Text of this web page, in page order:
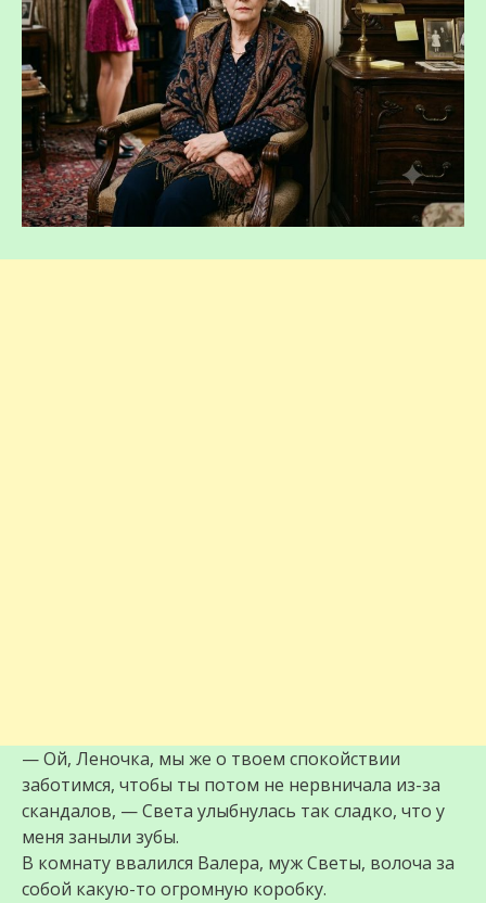
— Ой, Леночка, мы же о твоем спокойствии
заботимся, чтобы ты потом не нервничала из-за
скандалов, — Света улыбнулась так сладко, что у
меня заныли зубы.
В комнату ввалился Валера, муж Светы, волоча за
собой какую-то огромную коробку.